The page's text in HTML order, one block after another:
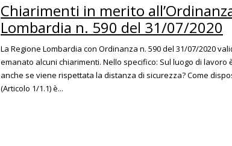
Chiarimenti in merito
Lombardia n. 590 del 31/07/2020
La Regione Lombardia con Ordinanza n. 590 del 31/07/2020
emanato alcuni chiarimenti. Nello specifico: Sul luogo di
anche se viene rispettata la distanza di sicurezza? Come
(Articolo 1/1.1) è...